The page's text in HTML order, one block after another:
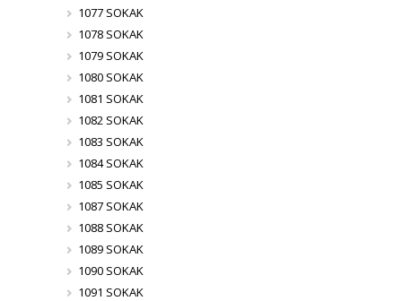
1077 SOKAK
1078 SOKAK
1079 SOKAK
1080 SOKAK
1081 SOKAK
1082 SOKAK
1083 SOKAK
1084 SOKAK
1085 SOKAK
1087 SOKAK
1088 SOKAK
1089 SOKAK
1090 SOKAK
1091 SOKAK